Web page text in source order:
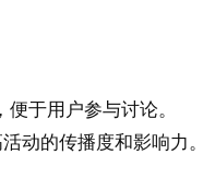
于用户参与讨论。
动的传播度和影响力。